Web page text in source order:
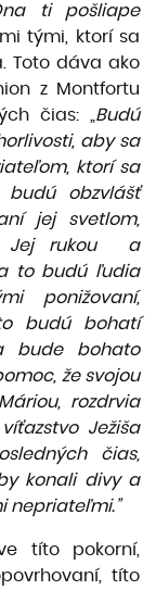
ti pošliape
tými, ktorí sa
Toto dáva ako
z Montfortu
čias: „ Budú
aby sa
ktorí sa
obzvlášť
jej svetlom,
Jej rukou a
to budú ľudia
ponižovaní,
budú bohatí
bude bohato
že svojou
rozdrvia
Ježiša
čias,
konali divy a
nepriateľmi.”
títo pokorní,
títo